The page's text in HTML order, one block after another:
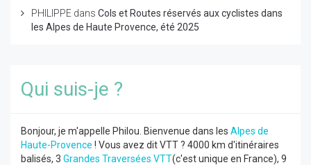
PHILIPPE dans Cols et Routes réservés aux cyclistes dans
les Alpes de Haute Provence, été 2025
Qui suis-je ?
Bonjour, je m'appelle Philou. Bienvenue dans les Alpes de
Haute-Provence ! Vous avez dit VTT ? 4000 km d'itinéraires
balisés, 3 Grandes Traversées VTT(c'est unique en France), 9